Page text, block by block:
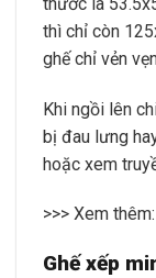
thì chỉ còn
ghế chỉ vẻn
Khi ngồi lên
bị đau lưng
hoặc xem
>>> Xem thêm:
Ghế xếp